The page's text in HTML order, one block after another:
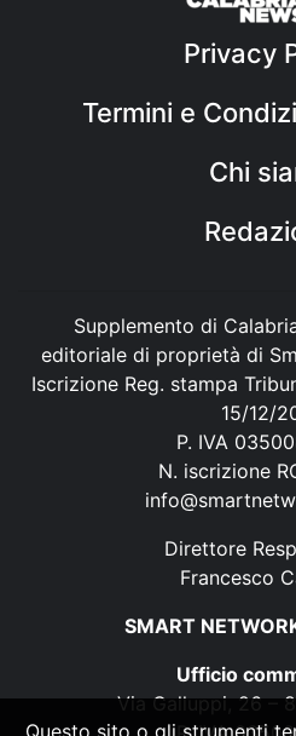
Privacy
Termini e
Chi
Supplemento di
editoriale di proprietà di
Iscrizione Reg. stampa
15/12/
P. IVA
N. iscrizione
Direttore
Francesco
SMART
Ufficio
Via Galluppi, 26 –
Questo sito o gli strumenti